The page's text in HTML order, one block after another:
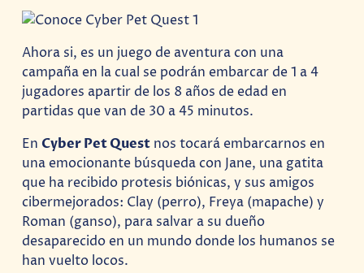
Ahora si, es un juego de aventura con una
campaña en la cual se podrán embarcar de 1 a 4
jugadores apartir de los 8 años de edad en
partidas que van de 30 a 45 minutos.
En Cyber Pet Quest nos tocará embarcarnos en
una emocionante búsqueda con Jane, una gatita
que ha recibido protesis biónicas, y sus amigos
cibermejorados: Clay (perro), Freya (mapache) y
Roman (ganso), para salvar a su dueño
desaparecido en un mundo donde los humanos se
han vuelto locos.